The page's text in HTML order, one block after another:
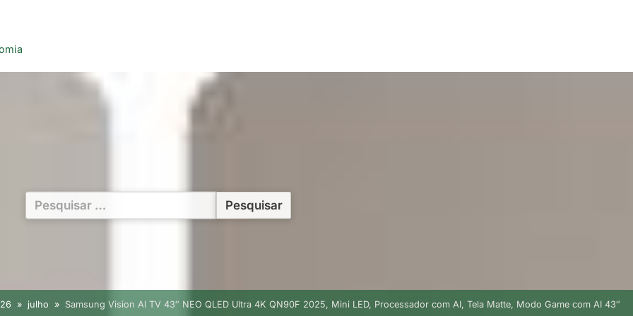
Pesquisar
por:
julho Samsung Vision AI TV 43″ NEO QLED Ultra 4K QN90F 2025, Mini LED, Processador com AI, Tela Matte, Modo Game com AI 43″